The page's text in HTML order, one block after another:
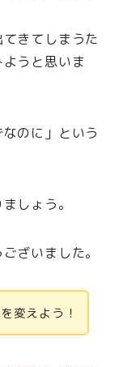
きてしまうた
うと思いま
のに」という
しょう。
ざいました。
変えよう！